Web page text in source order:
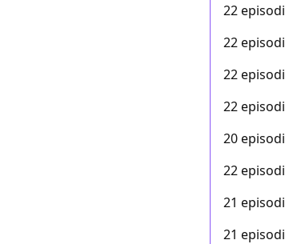
22 episodi
22 episodi
22 episodi
22 episodi
20 episodi
22 episodi
21 episodi
21 episodi